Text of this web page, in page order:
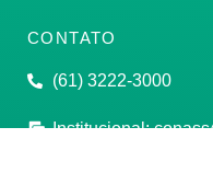
CONTATO
(61) 3222-3000
Institucional: